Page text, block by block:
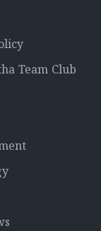
Team Club